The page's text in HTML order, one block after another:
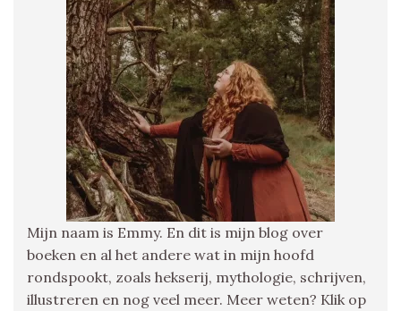
Mijn naam is Emmy. En dit is mijn blog over
boeken en al het andere wat in mijn hoofd
rondspookt, zoals hekserij, mythologie, schrijven,
illustreren en nog veel meer. Meer weten? Klik op